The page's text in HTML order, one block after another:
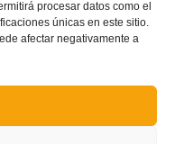
procesar datos como el
únicas en este sitio.
afectar negativamente a